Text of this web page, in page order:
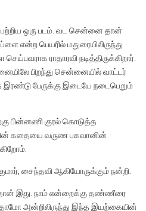
ஒரு படம். வட சென்னை தான்
பெயரில் மதுரையிலிருந்து
ராதாரவி நடித்திருக்கிறார்.
பிறந்து சென்னையில் வாட்டர்
பேருக்கு இடையே நடைபெறும்
பின்னணி குரல் கொடுத்த
கதையை வருண பகவானின்
சைந்தவி ஆகியோருக்கும் நன்றி.
இது. நாம் என்றைக்கு தண்ணீரை
அன்றிலிருந்து இந்த இயற்கையின்